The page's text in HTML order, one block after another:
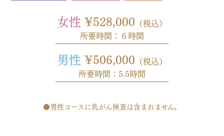
女性 ¥528,000 （税込）
所要時間：６時間
男性 ¥506,000 （税込）
所要時間：5.5時間
●男性コースに乳がん検査は含まれません。